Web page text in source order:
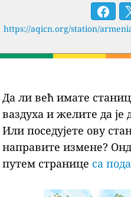
https://aqicn.org/station/
Да ли већ имате
ваздуха и желите да
Или поседујете ову
направите измене?
путем странице са